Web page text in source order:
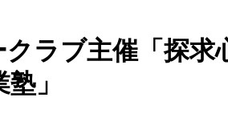
ラブ主催「探求
」